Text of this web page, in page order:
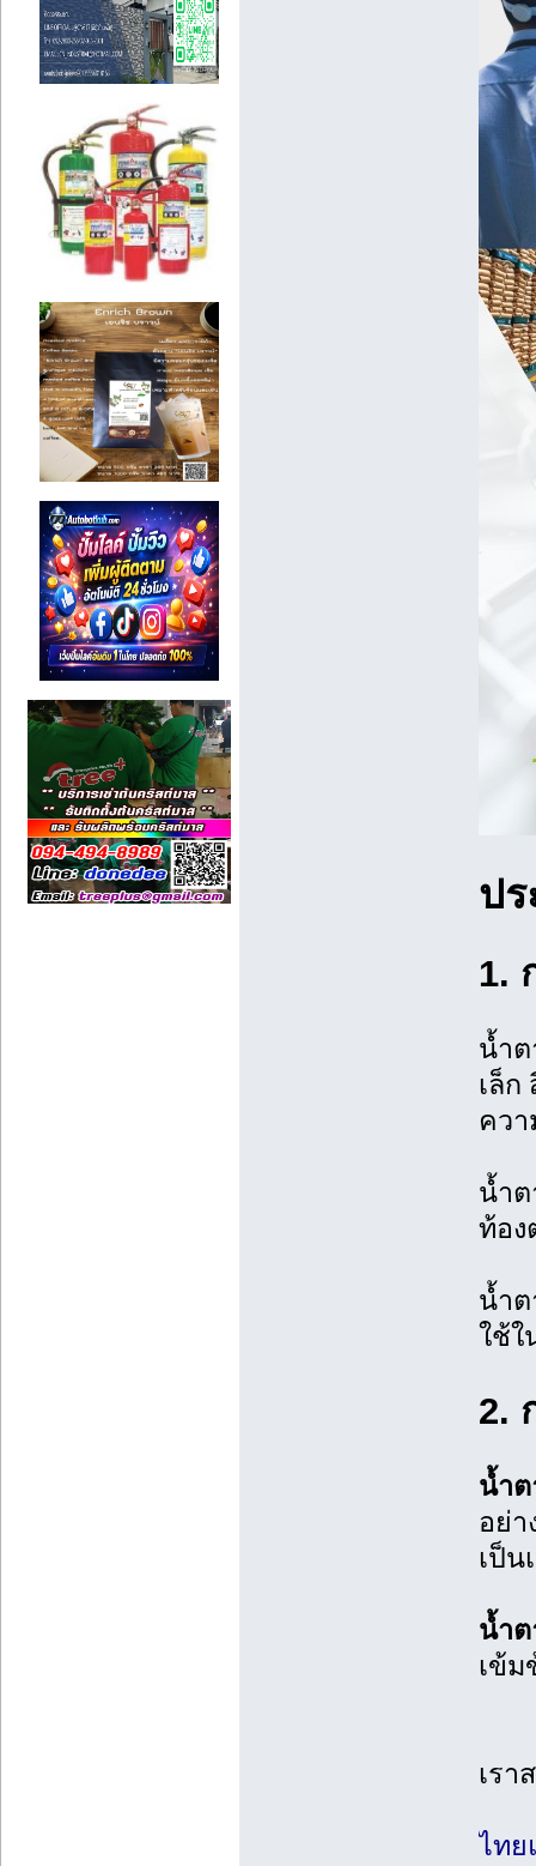
ป
1.
น้ำต
เล็
คว
น้ำต
ท้อง
น้ำต
ใช้ใ
2.
น้ำ
อย่
เป็
น้ำต
เข้
เร
ไทย